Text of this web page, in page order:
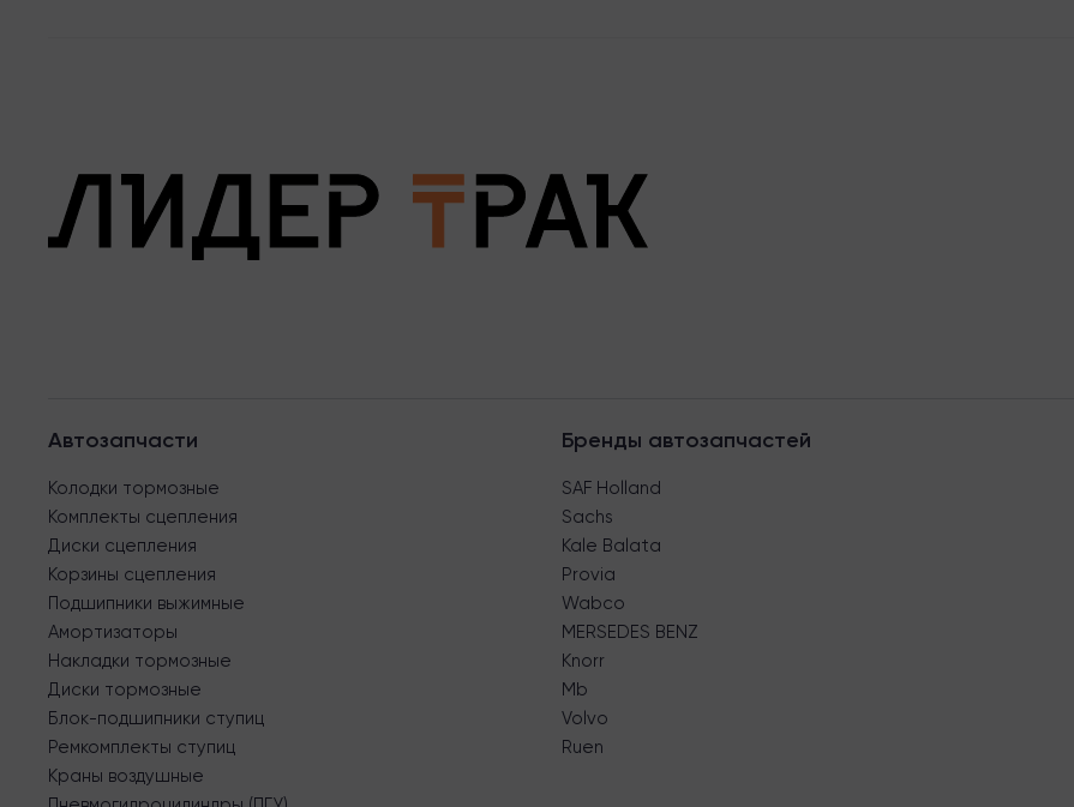
Автозапчасти
Колодки тормозные
Комплекты сцепления
Диски сцепления
Корзины сцепления
Подшипники выжимные
Амортизаторы
Накладки тормозные
Диски тормозные
Блок-подшипники ступиц
Ремкомплекты ступиц
Краны воздушные
Бренды автозапчастей
SAF Holland
Sachs
Kale Balata
Provia
Wabco
MERSEDES BENZ
Knorr
Mb
Volvo
Ruen